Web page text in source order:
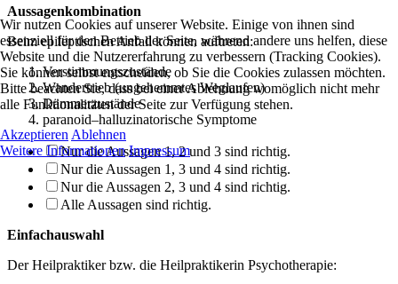
Aussagenkombination
Beim epileptischen Anfall können auftreten:
Verstimmungszustände
Wandertrieb (ungehemmtes Weglaufen)
Dämmerzustände
paranoid–halluzinatorische Symptome
Nur die Aussagen 1, 2 und 3 sind richtig.
Nur die Aussagen 1, 3 und 4 sind richtig.
Nur die Aussagen 2, 3 und 4 sind richtig.
Alle Aussagen sind richtig.
Einfachauswahl
Der Heilpraktiker bzw. die Heilpraktikerin Psychotherapie:
Wir nutzen Cookies auf unserer Website. Einige von ihnen sind
essenziell für den Betrieb der Seite, während andere uns helfen, diese
Website und die Nutzererfahrung zu verbessern (Tracking Cookies).
Sie können selbst entscheiden, ob Sie die Cookies zulassen möchten.
Bitte beachten Sie, dass bei einer Ablehnung womöglich nicht mehr
alle Funktionalitäten der Seite zur Verfügung stehen.
Akzeptieren Ablehnen
Weitere Informationen Impressum